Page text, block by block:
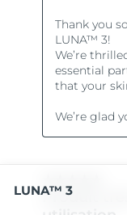
LUNA™ 3